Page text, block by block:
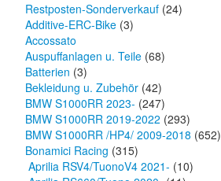
Restposten-Sonderverkauf (24)
Additive-ERC-Bike (3)
Accossato
Auspuffanlagen u. Teile (68)
Batterien (3)
Bekleidung u. Zubehör (42)
BMW S1000RR 2023- (247)
BMW S1000RR 2019-2022 (293)
BMW S1000RR /HP4/ 2009-2018 (652)
Bonamici Racing (315)
Aprilia RSV4/TuonoV4 2021- (10)